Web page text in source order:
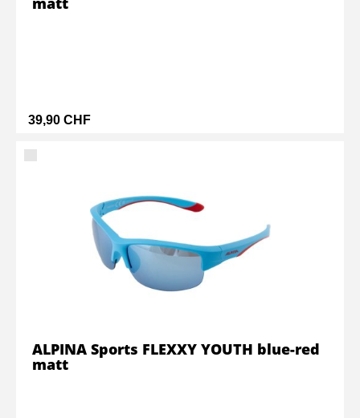
39,90 CHF
ALPINA Sports FLEXXY YOUTH blue-red
matt